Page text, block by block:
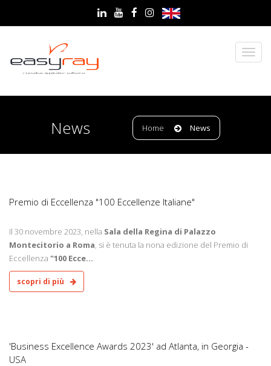
News Home News
Premio di Eccellenza "100 Eccellenze Italiane"
Il 30 novembre 2023, nella Sala della Regina di Palazzo
Montecitorio a Roma, si è tenuta la nona edizione del Premio di
Eccellenza "100 Ecce...
scopri di più
'Business Excellence Awards 2023' ad Atlanta, in Georgia -
USA